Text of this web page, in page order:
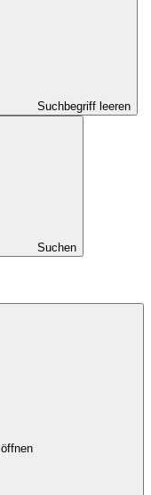
Suchbegriff leeren
Suchen